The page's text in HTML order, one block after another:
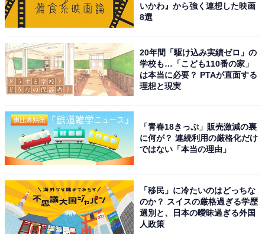
性／青森県）
あわせて読みたい
1人旅で行きたいと思う「秋田県の温泉地」
ランキング！ 2位「男鹿温泉郷」を抑えた1位
は？【2026年調査】
※掲載されている情報は記事公開時のものです。あらか
じめご了承ください。また、記事中の宿泊プランを予約
すると、売上の一部がオールアバウトに還元されること
この記事の執筆者： All About ニュース編集
部
いかわ』から強く連想した映画
8選
20年間「駆け込み実績ゼロ」の
学校も…「こども110番の家」
は本当に必要？ PTAが直面する
理想と現実
「青春18きっぷ」販売激減の裏
に何が？ 連続利用の厳格化だけ
ではない「本当の理由」
「移民」に冷たいのはどっちな
のか？ スイスの厳格過ぎる学歴
選別と、日本の曖昧過ぎる外国
人政策